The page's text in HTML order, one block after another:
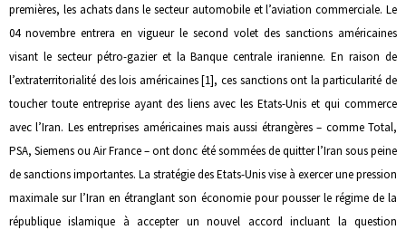
premières, les achats dans le secteur automobile et l’aviation commerciale. Le
04 novembre entrera en vigueur le second volet des sanctions américaines
visant le secteur pétro-gazier et la Banque centrale iranienne. En raison de
l’extraterritorialité des lois américaines [1], ces sanctions ont la particularité de
toucher toute entreprise ayant des liens avec les Etats-Unis et qui commerce
avec l’Iran. Les entreprises américaines mais aussi étrangères – comme Total,
PSA, Siemens ou Air France – ont donc été sommées de quitter l’Iran sous peine
de sanctions importantes. La stratégie des Etats-Unis vise à exercer une pression
maximale sur l’Iran en étranglant son économie pour pousser le régime de la
république islamique à accepter un nouvel accord incluant la question